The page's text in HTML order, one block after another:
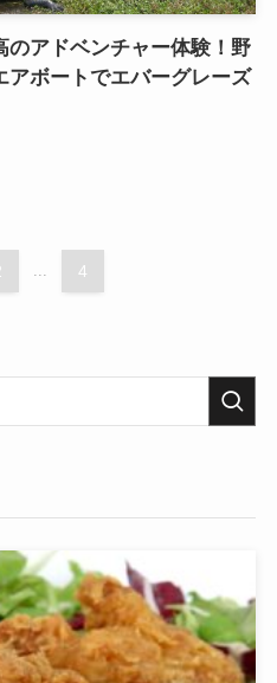
のアドベンチャー体験！野
アボートでエバーグレーズ
... 4